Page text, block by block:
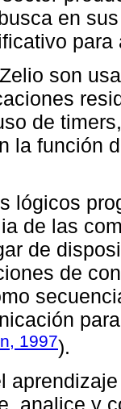
en
son
de
la función
lógicos
de las
de
de
1997).